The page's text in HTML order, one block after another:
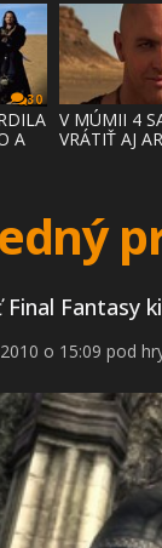
30
A
V MÚMII 4
VRÁTIŤ AJ
Fantasy
o 15:09 pod